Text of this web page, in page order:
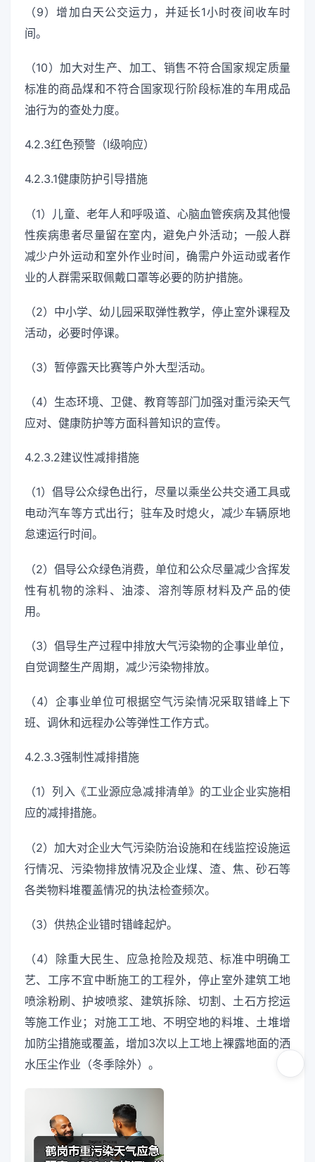
（9）增加白天公交运力，并延长1小时夜间收车时
间。
（10）加大对生产、加工、销售不符合国家规定质量
标准的商品煤和不符合国家现行阶段标准的车用成品
油行为的查处力度。
4.2.3红色预警（Ⅰ级响应）
4.2.3.1健康防护引导措施
（1）儿童、老年人和呼吸道、心脑血管疾病及其他慢
性疾病患者尽量留在室内，避免户外活动；一般人群
减少户外运动和室外作业时间，确需户外运动或者作
业的人群需采取佩戴口罩等必要的防护措施。
（2）中小学、幼儿园采取弹性教学，停止室外课程及
活动，必要时停课。
（3）暂停露天比赛等户外大型活动。
（4）生态环境、卫健、教育等部门加强对重污染天气
应对、健康防护等方面科普知识的宣传。
4.2.3.2建议性减排措施
（1）倡导公众绿色出行，尽量以乘坐公共交通工具或
电动汽车等方式出行；驻车及时熄火，减少车辆原地
怠速运行时间。
（2）倡导公众绿色消费，单位和公众尽量减少含挥发
性有机物的涂料、油漆、溶剂等原材料及产品的使
用。
（3）倡导生产过程中排放大气污染物的企事业单位，
自觉调整生产周期，减少污染物排放。
（4）企事业单位可根据空气污染情况采取错峰上下
班、调休和远程办公等弹性工作方式。
4.2.3.3强制性减排措施
（1）列入《工业源应急减排清单》的工业企业实施相
应的减排措施。
（2）加大对企业大气污染防治设施和在线监控设施运
行情况、污染物排放情况及企业煤、渣、焦、砂石等
各类物料堆覆盖情况的执法检查频次。
（3）供热企业错时错峰起炉。
（4）除重大民生、应急抢险及规范、标准中明确工
艺、工序不宜中断施工的工程外，停止室外建筑工地
喷涂粉刷、护坡喷浆、建筑拆除、切割、土石方挖运
等施工作业；对施工工地、不明空地的料堆、土堆增
加防尘措施或覆盖，增加3次以上工地上裸露地面的洒
水压尘作业（冬季除外）。